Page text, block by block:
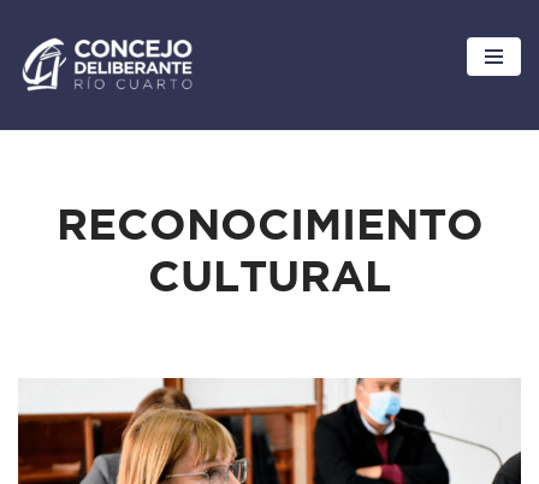
Ir
al
RECONOCIMIENTO
CULTURAL